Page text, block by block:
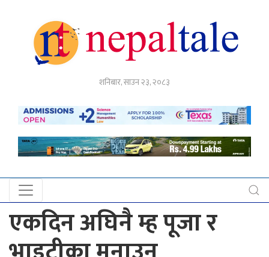
शनिबार, साउन २३, २०८३
अर्थ
नेपाल
प्रदेश
खबर
अन्तर्राष्ट्रिय
एकदिन अघिनै म्ह पूजा र